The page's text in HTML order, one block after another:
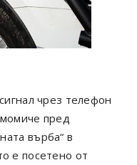
чрез телефон
пред
върба“ в
е посетено от